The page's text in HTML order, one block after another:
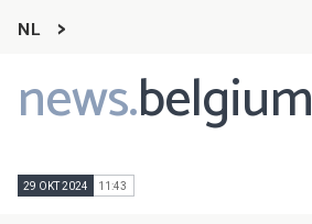
NL
news.belgium
Main
navigation
29 OKT 2024 11:43